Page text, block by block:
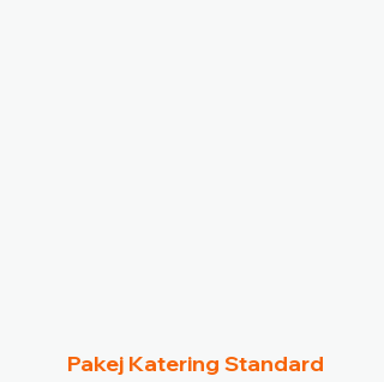
Pakej Katering Standard